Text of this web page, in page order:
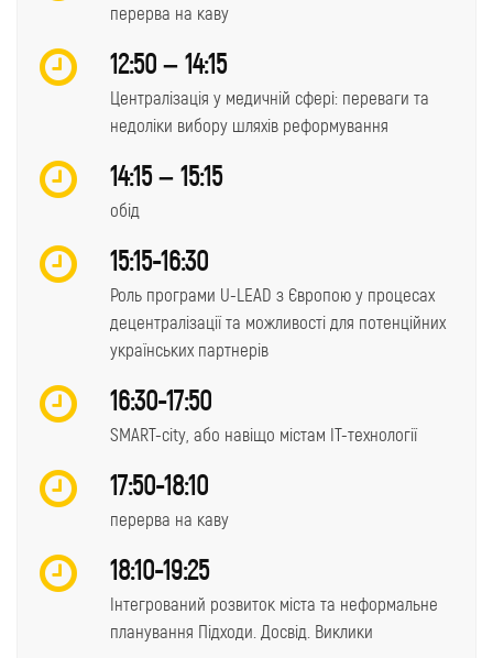
перерва на каву
12:50 – 14:15
Централізація у медичній сфері: переваги та
недоліки вибору шляхів реформування
14:15 – 15:15
обід
15:15-16:30
Роль програми U-LEAD з Європою у процесах
децентралізації та можливості для потенційних
українських партнерів
16:30-17:50
SMART-city, або навіщо містам ІТ-технології
17:50-18:10
перерва на каву
18:10-19:25
Інтегрований розвиток міста та неформальне
планування Підходи. Досвід. Виклики